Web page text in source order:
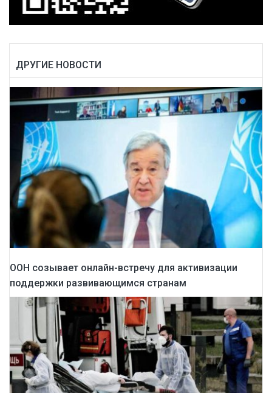
ДРУГИЕ НОВОСТИ
ООН созывает онлайн-встречу для активизации
поддержки развивающимся странам